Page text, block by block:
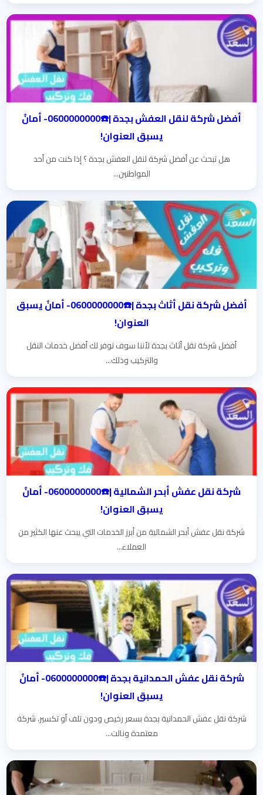
أفضل شركة لنقل العفش بجدة |☎️0600000000- أمانٌ
يسبق العنوان!
هل تبحث عن أفضل شركة لنقل العفش بجدة ؟ إذا كنت من أحد
المواطنين...
أفضل شركة نقل أثاث بجدة |☎️0600000000- أمانٌ يسبق
العنوان!
أفضل شركة نقل أثاث بجدة لأننا سوف نوفر لك أفضل خدمات النقل
والتركيب وذلك...
شركة نقل عفش أبحر الشمالية |☎️0600000000- أمانٌ
يسبق العنوان!
شركة نقل عفش أبحر الشمالية من أبرز الخدمات التي يبحث عنها الكثير من
العملاء...
شركة نقل عفش الحمدانية بجدة |☎️0600000000- أمانٌ
يسبق العنوان!
شركة نقل عفش الحمدانية بجدة بسعر رخيص ودون تلف أو تكسير، شركة
معتمدة ونالت...